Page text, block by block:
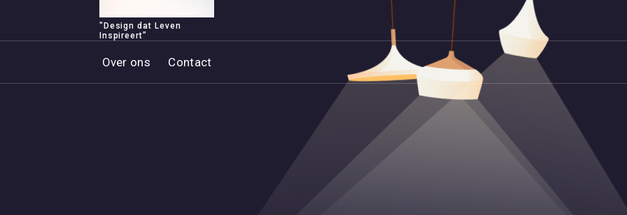
"Design dat Leven
Inspireert"
Over ons Contact